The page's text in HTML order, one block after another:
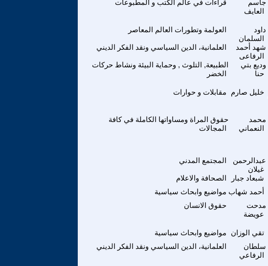
قراءات في عالم الكتب و المطبوعات
جاسم
العايف
العولمة وتطورات العالم المعاصر
داود
السلمان
العلمانية، الدين السياسي ونقد الفكر الديني
شهد أحمد
الرفاعى
الطبيعة, التلوث , وحماية البيئة ونشاط حركات
الخضر
وديع بتي
حنا
مقابلات و حوارات خليل صارم
حقوق المراة ومساواتها الكاملة في كافة
المجالات
محمد
النعماني
المجتمع المدني
عبدالرحمن
غيلان
الصحافة والاعلام شبعاد جبار
مواضيع وابحاث سياسية أحمد شهاب
حقوق الانسان
مدحت
عويضة
مواضيع وابحاث سياسية تقي الوزان
العلمانية، الدين السياسي ونقد الفكر الديني
سلطان
الرفاعي